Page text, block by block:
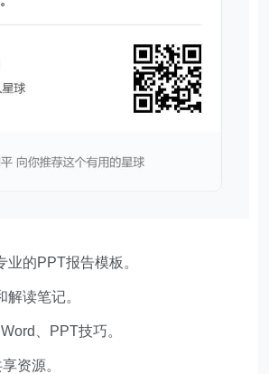
业的PPT报告模板。
读笔记。
、PPT技巧。
资源。